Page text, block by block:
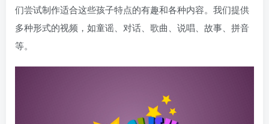
们尝试制作适合这些孩子特点的有趣和各种内容。我们提供
多种形式的视频，如童谣、对话、歌曲、说唱、故事、拼音
等。